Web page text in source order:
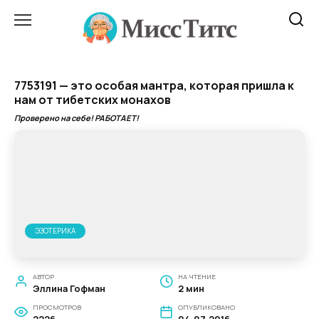
7753191 — это особая мантра, которая пришла к
нам от тибетских монахов
Проверено на себе! РАБОТАЕТ!
ЭЗОТЕРИКА
АВТОР
Эллина Гофман
НА ЧТЕНИЕ
2 мин
ПРОСМОТРОВ ОПУБЛИКОВАНО